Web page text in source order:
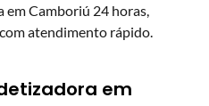
em Camboriú 24 horas,
atendimento rápido.
em